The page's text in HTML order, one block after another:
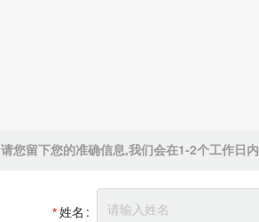
请您留下您的准确信息,我们会在1-2个工作日
姓名